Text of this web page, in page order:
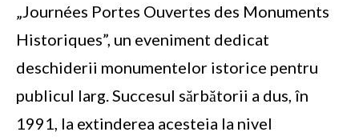
„Journées Portes Ouvertes des Monuments
Historiques”, un eveniment dedicat
deschiderii monumentelor istorice pentru
publicul larg. Succesul sărbătorii a dus, în
1991, la extinderea acesteia la nivel